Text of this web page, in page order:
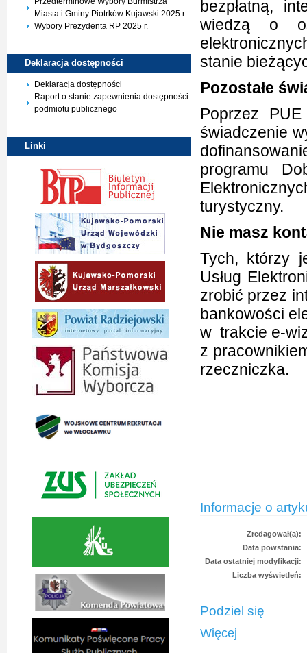
Miasta i Gminy Piotrków Kujawski 2025 r.
Wybory Prezydenta RP 2025 r.
Deklaracja dostępności
Deklaracja dostępności
Raport o stanie zapewnienia dostępności
podmiotu publicznego
Linki
bezpłatną,
wiedzą o
stanie
Pozostałe
Poprzez
świadczenie
programu
turystyczny.
Nie masz
Tych, którzy
Usług
zrobić przez
bankowości
w trakcie e-
z
rzeczniczka.
Informacje o
Zredagował(a):
Data powstania:
Data ostatniej modyfikacji:
Liczba wyświetleń:
Podziel się
Więcej